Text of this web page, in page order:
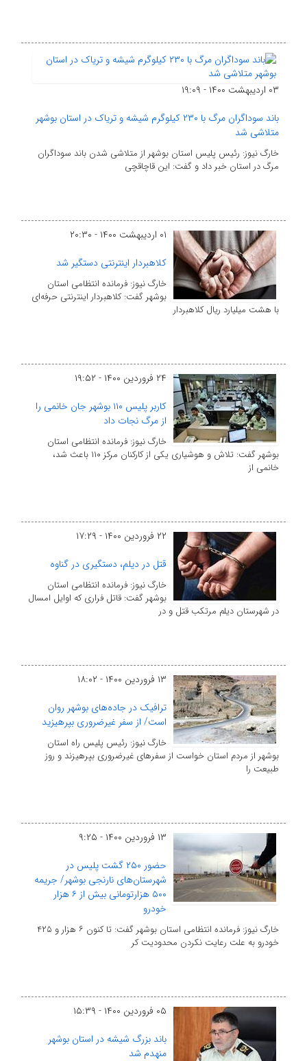
۰۳ اردیبهشت ۱۴۰۰ - ۱۹:۰۹
باند سوداگران مرگ با ۲۳۰ کیلوگرم شیشه و تریاک در استان بوشهر
متلاشی شد
خارگ نیوز: رئیس پلیس استان بوشهر از متلاشی شدن باند سوداگران
مرگ در استان خبر داد و گفت: این قاچاقچی
۰۱ اردیبهشت ۱۴۰۰ - ۲۰:۳۰
کلاهبردار اینترنتی دستگیر شد
خارگ نیوز: فرمانده انتظامی استان
بوشهر گفت: کلاهبردار اینترنتی حرفه‌ای
با هشت میلیارد ریال کلاهبردار
۲۴ فروردین ۱۴۰۰ - ۱۹:۵۲
کاربر پلیس ۱۱۰ بوشهر جان خانمی را
از مرگ نجات داد
خارگ نیوز: فرمانده انتظامی استان
بوشهر گفت: تلاش و هوشیاری یکی از کارکنان مرکز ۱۱۰ باعث شد،
خانمی از
۲۲ فروردین ۱۴۰۰ - ۱۷:۲۹
قتل در دیلم، دستگیری در گناوه
خارگ نیوز: فرمانده انتظامی استان
بوشهر گفت: قاتل فراری که اوایل امسال
در شهرستان دیلم مرتکب قتل و در
۱۳ فروردین ۱۴۰۰ - ۱۸:۰۲
ترافیک در جاده‌های بوشهر روان
است/ از سفر غیرضروری بپرهیزید
خارگ نیوز: رئیس پلیس راه استان
بوشهر از مردم استان خواست از سفرهای غیرضروری بپرهیزند و روز
طبیعت را
۱۳ فروردین ۱۴۰۰ - ۹:۲۵
حضور ۲۵۰ گشت پلیس در
شهرستان‌های نارنجی بوشهر/ جریمه
۵۰۰ هزارتومانی بیش از ۶ هزار
خودرو
خارگ نیوز: فرمانده انتظامی استان بوشهر گفت: تا کنون ۶ هزار و ۴۲۵
خودرو به علت رعایت نکردن محدودیت کر
۰۵ فروردین ۱۴۰۰ - ۱۵:۳۹
باند بزرگ شیشه در استان بوشهر
منهدم شد